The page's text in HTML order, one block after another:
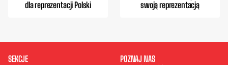
dla reprezentacji Polski
swoją reprezentacją
SEKCJE POZNAJ NAS